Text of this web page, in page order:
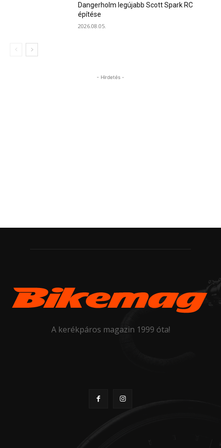
Dangerholm legújabb Scott Spark RC
építése
2026.08.05.
- Hirdetés -
A kerékpáros magazin 1999 óta!